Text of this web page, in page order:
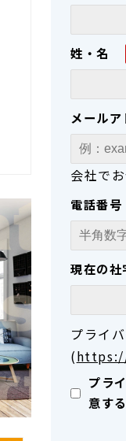
姓・名
メールア
会社で
電話番号
現在の社
プライ
(
プラ
意する